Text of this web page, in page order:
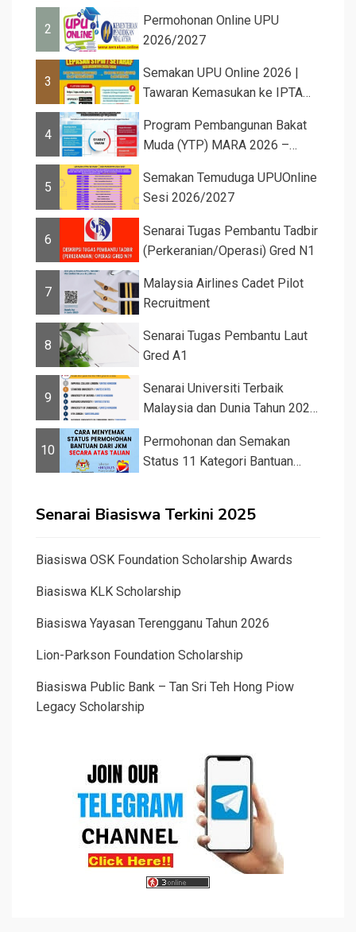
2
Permohonan Online UPU
2026/2027
3
Semakan UPU Online 2026 |
Tawaran Kemasukan ke IPTA
4
Program Pembangunan Bakat
Muda (YTP) MARA 2026 –
5
Semakan Temuduga UPUOnline
Sesi 2026/2027
6
Senarai Tugas Pembantu Tadbir
(Perkeranian/Operasi) Gred N1
7
Malaysia Airlines Cadet Pilot
Recruitment
8
Senarai Tugas Pembantu Laut
Gred A1
9
Senarai Universiti Terbaik
Malaysia dan Dunia Tahun 2026
10
Permohonan dan Semakan
Status 11 Kategori Bantuan
Senarai Biasiswa Terkini 2025
Biasiswa OSK Foundation Scholarship Awards
Biasiswa KLK Scholarship
Biasiswa Yayasan Terengganu Tahun 2026
Lion-Parkson Foundation Scholarship
Biasiswa Public Bank – Tan Sri Teh Hong Piow
Legacy Scholarship